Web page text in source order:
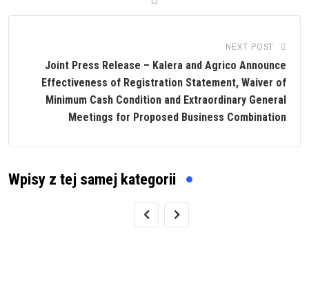
NEXT POST
Joint Press Release – Kalera and Agrico Announce
Effectiveness of Registration Statement, Waiver of
Minimum Cash Condition and Extraordinary General
Meetings for Proposed Business Combination
Wpisy z tej samej kategorii